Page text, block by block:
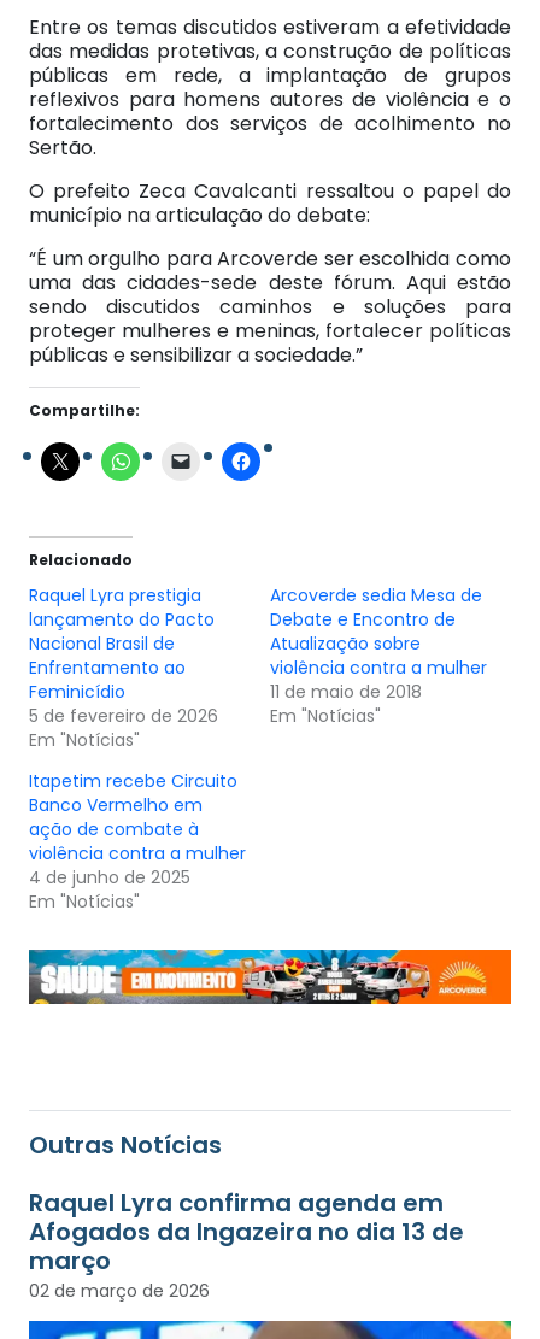
Entre os temas discutidos estiveram a efetividade
das medidas protetivas, a construção de políticas
públicas em rede, a implantação de grupos
reflexivos para homens autores de violência e o
fortalecimento dos serviços de acolhimento no
Sertão.
O prefeito Zeca Cavalcanti ressaltou o papel do
município na articulação do debate:
“É um orgulho para Arcoverde ser escolhida como
uma das cidades-sede deste fórum. Aqui estão
sendo discutidos caminhos e soluções para
proteger mulheres e meninas, fortalecer políticas
públicas e sensibilizar a sociedade.”
Compartilhe:
Relacionado
Raquel Lyra prestigia
lançamento do Pacto
Nacional Brasil de
Enfrentamento ao
Feminicídio
5 de fevereiro de 2026
Em "Notícias"
Arcoverde sedia Mesa de
Debate e Encontro de
Atualização sobre
violência contra a mulher
11 de maio de 2018
Em "Notícias"
Itapetim recebe Circuito
Banco Vermelho em
ação de combate à
violência contra a mulher
4 de junho de 2025
Em "Notícias"
Outras Notícias
Raquel Lyra confirma agenda em
Afogados da Ingazeira no dia 13 de
março
02 de março de 2026